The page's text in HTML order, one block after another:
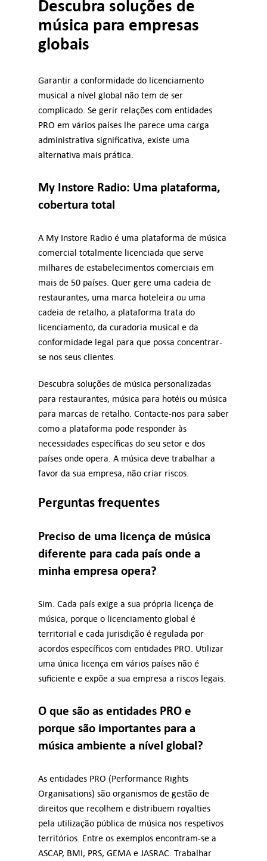
Descubra soluções de
música para empresas
globais
Garantir a conformidade do licenciamento
musical a nível global não tem de ser
complicado. Se gerir relações com entidades
PRO em vários países lhe parece uma carga
administrativa significativa, existe uma
alternativa mais prática.
My Instore Radio: Uma plataforma,
cobertura total
A My Instore Radio é uma plataforma de música
comercial totalmente licenciada que serve
milhares de estabelecimentos comerciais em
mais de 50 países. Quer gere uma cadeia de
restaurantes, uma marca hoteleira ou uma
cadeia de retalho, a plataforma trata do
licenciamento, da curadoria musical e da
conformidade legal para que possa concentrar-
se nos seus clientes.
Descubra soluções de música personalizadas
para restaurantes, música para hotéis ou música
para marcas de retalho. Contacte-nos para saber
como a plataforma pode responder às
necessidades específicas do seu setor e dos
países onde opera. A música deve trabalhar a
favor da sua empresa, não criar riscos.
Perguntas frequentes
Preciso de uma licença de música
diferente para cada país onde a
minha empresa opera?
Sim. Cada país exige a sua própria licença de
música, porque o licenciamento global é
territorial e cada jurisdição é regulada por
acordos específicos com entidades PRO. Utilizar
uma única licença em vários países não é
suficiente e expõe a sua empresa a riscos legais.
O que são as entidades PRO e
porque são importantes para a
música ambiente a nível global?
As entidades PRO (Performance Rights
Organisations) são organismos de gestão de
direitos que recolhem e distribuem royalties
pela utilização pública de música nos respetivos
territórios. Entre os exemplos encontram-se a
ASCAP, BMI, PRS, GEMA e JASRAC. Trabalhar